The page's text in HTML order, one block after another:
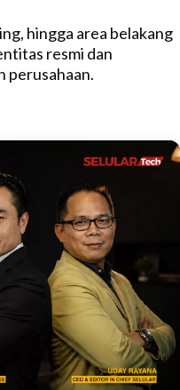
hingga area belakang
resmi dan
perusahaan.